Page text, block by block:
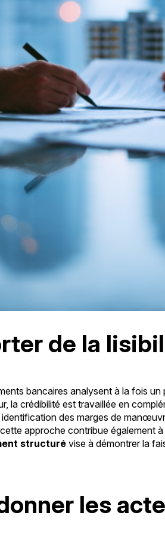
de la
bancaires analysent à la fois
la crédibilité est travaillée en
des marges de
approche contribue également à
structurévise à démontrer la
les